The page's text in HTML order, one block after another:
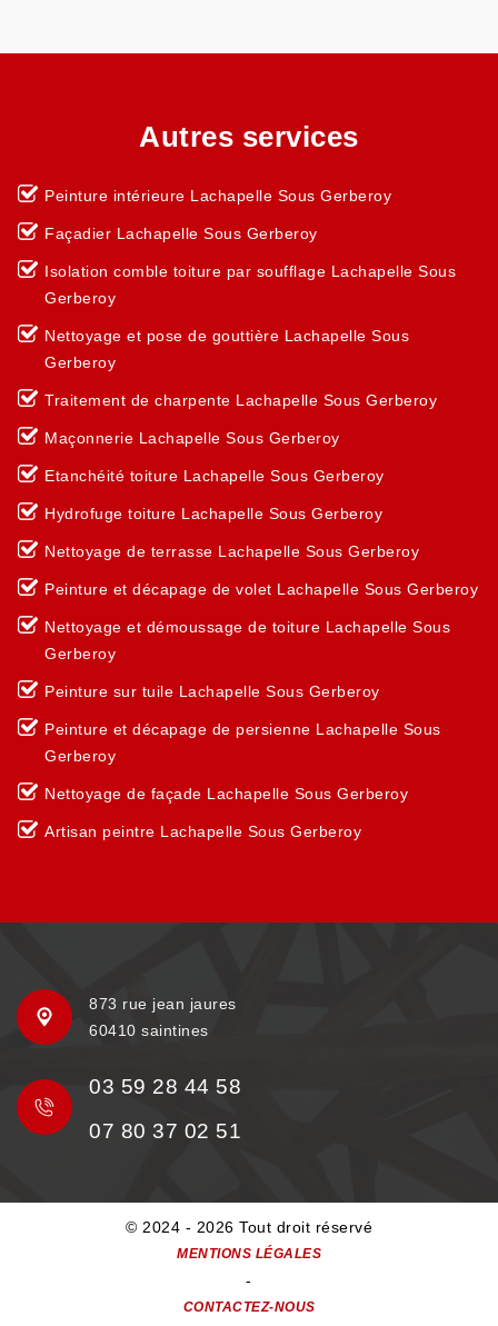
Autres services
Peinture intérieure Lachapelle Sous Gerberoy
Façadier Lachapelle Sous Gerberoy
Isolation comble toiture par soufflage Lachapelle Sous
Gerberoy
Nettoyage et pose de gouttière Lachapelle Sous
Gerberoy
Traitement de charpente Lachapelle Sous Gerberoy
Maçonnerie Lachapelle Sous Gerberoy
Etanchéité toiture Lachapelle Sous Gerberoy
Hydrofuge toiture Lachapelle Sous Gerberoy
Nettoyage de terrasse Lachapelle Sous Gerberoy
Peinture et décapage de volet Lachapelle Sous Gerberoy
Nettoyage et démoussage de toiture Lachapelle Sous
Gerberoy
Peinture sur tuile Lachapelle Sous Gerberoy
Peinture et décapage de persienne Lachapelle Sous
Gerberoy
Nettoyage de façade Lachapelle Sous Gerberoy
Artisan peintre Lachapelle Sous Gerberoy
873 rue jean jaures
60410 saintines
03 59 28 44 58
07 80 37 02 51
© 2024 - 2026 Tout droit réservé
MENTIONS LÉGALES
-
CONTACTEZ-NOUS